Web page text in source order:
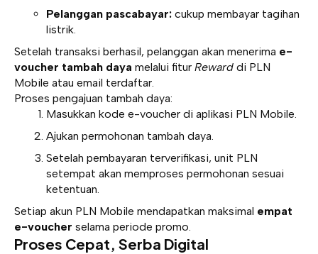
Pelanggan pascabayar: cukup membayar tagihan
listrik.
Setelah transaksi berhasil, pelanggan akan menerima e-
voucher tambah daya melalui fitur Reward di PLN
Mobile atau email terdaftar.
Proses pengajuan tambah daya:
Masukkan kode e-voucher di aplikasi PLN Mobile.
Ajukan permohonan tambah daya.
Setelah pembayaran terverifikasi, unit PLN
setempat akan memproses permohonan sesuai
ketentuan.
Setiap akun PLN Mobile mendapatkan maksimal empat
e-voucher selama periode promo.
Proses Cepat, Serba Digital